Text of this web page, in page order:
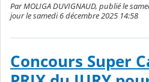
Par MOLIGA DUVIGNAUD, publié le
jour le samedi 6 décembre 2025 14:58
Concours Super